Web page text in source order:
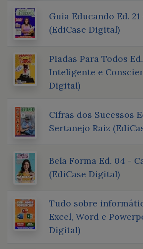
Guia Educando Ed.
(EdiCase Digital)
Piadas Para Todos
Inteligente e
Digital)
Cifras dos Sucessos
Sertanejo Raiz
Bela Forma Ed. 04 -
(EdiCase Digital)
Tudo sobre
Excel, Word e
Digital)